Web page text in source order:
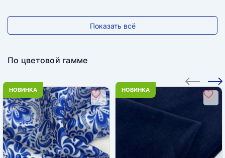
Показать всё
По цветовой гамме
НОВИНКА НОВИНКА